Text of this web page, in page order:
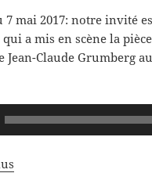
7 mai 2017: notre invité
a mis en scène la
Jean-Claude Grumberg